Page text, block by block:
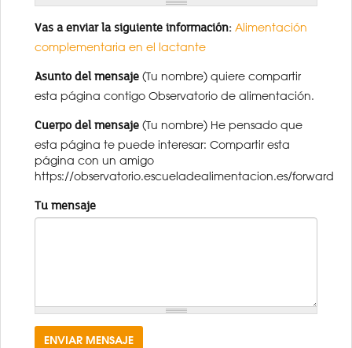
Vas a enviar la siguiente información: Alimentación
complementaria en el lactante
Asunto del mensaje (Tu nombre) quiere compartir
esta página contigo Observatorio de alimentación.
Cuerpo del mensaje (Tu nombre) He pensado que
esta página te puede interesar: Compartir esta
página con un amigo
https://observatorio.escueladealimentacion.es/forward
Tu mensaje
ENVIAR MENSAJE